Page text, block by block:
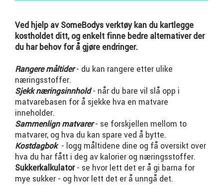
Ved hjelp av SomeBodys verktøy kan du kartlegge
kostholdet ditt, og enkelt finne bedre alternativer der
du har behov for å gjøre endringer.
Rangere måltider- du kan rangere etter ulike
næringsstoffer.
Sjekk næringsinnhold- når du bare vil slå opp i
matvarebasen for å sjekke hva en matvare
inneholder.
Sammenlign matvarer- se forskjellen mellom to
matvarer, og hva du kan spare ved å bytte.
Kostdagbok - logg måltidene dine og få oversikt over
hva du har fått i deg av kalorier og næringsstoffer.
Sukkerkalkulator- se hvor lett det er å gi barna for
mye sukker - og hvor lett det er å unngå det.